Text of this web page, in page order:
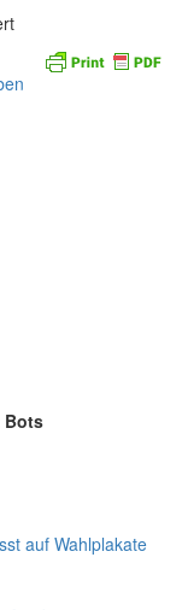
für
plädiert
für
Bots
auf Wahlplakate